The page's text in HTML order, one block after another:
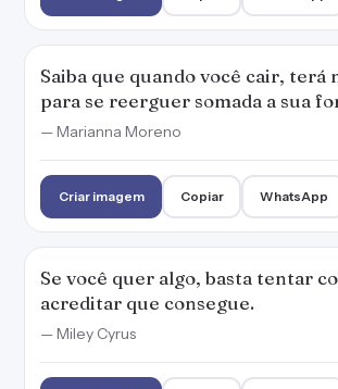
Saiba que quando você cair, terá
para se reerguer somada a sua
— Marianna Moreno
Criar imagem Copiar WhatsApp
Se você quer algo, basta tentar
acreditar que consegue.
— Miley Cyrus